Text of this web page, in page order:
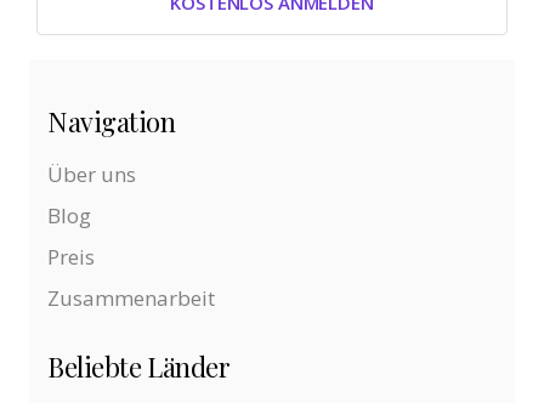
Navigation
Über uns
Blog
Preis
Zusammenarbeit
Beliebte Länder